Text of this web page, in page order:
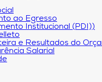
ao Egresso
Institucional (PDI))
e Resultados do
Salarial